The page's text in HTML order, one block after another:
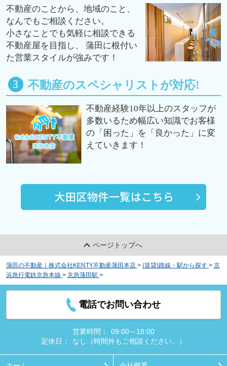
不動産のことから、地域のこと、
なんでもご相談ください。
小さなことでも気軽に相談できる
不動産屋を目指し、 蒲田に根付い
た営業スタイルが強みです！
不動産のスペシャリストが対応!
不動産経験10年以上のスタッフが
多数いるため幅広い知識でお客様
の「困った」を「良かった」に変
えていきます！
ページトップへ
蒲田の不動産｜株式会社KENTY不動産蒲田本店 > (賃貸)路線・駅から探す > 京
浜急行電鉄京急本線 > 京急蒲田駅 >
電話でお問い合わせ
営業時間：
09:00～18:00
定休日：
なし（時間外もご相談ください。）